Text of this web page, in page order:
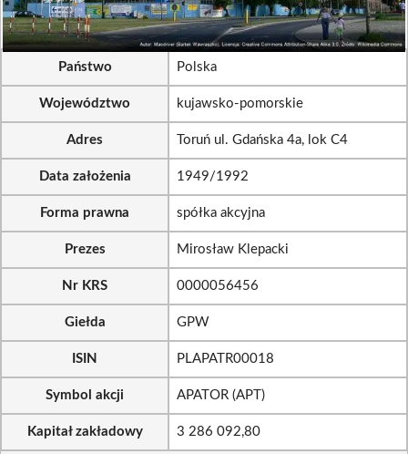
Państwo Polska
Województwo kujawsko-pomorskie
Adres Toruń ul. Gdańska 4a, lok C4
Data założenia 1949/1992
Forma prawna spółka akcyjna
Prezes Mirosław Klepacki
Nr KRS 0000056456
Giełda GPW
ISIN PLAPATR00018
Symbol akcji APATOR (APT)
Kapitał zakładowy 3 286 092,80